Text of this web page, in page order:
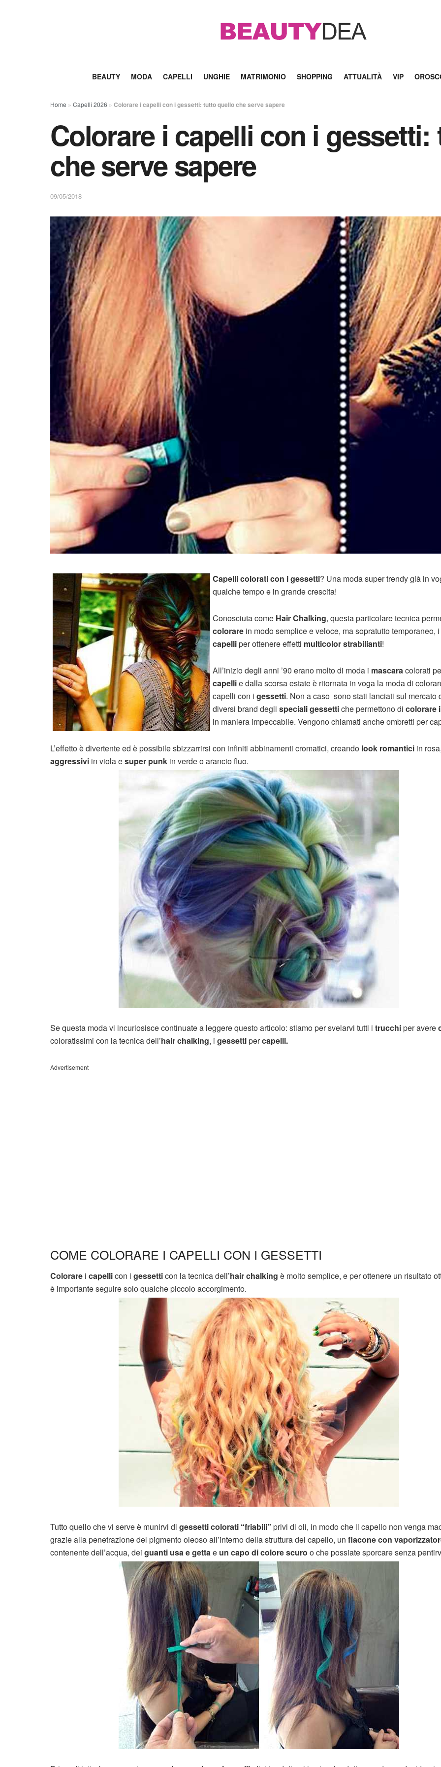
BEAUTY MODA CAPELLI UNGHIE MATRIMONIO SHOPPING ATTUALITÀ VIP
Home » Capelli 2026 » Colorare i capelli con i gessetti: tutto quello che serve sapere
Colorare i capelli con i
che serve sapere
09/05/2018
Capelli colorati con i gessetti? Una moda super trendy già in
qualche tempo e in grande crescita!
Conosciuta come Hair Chalking, questa particolare tecnica
colorare in modo semplice e veloce, ma sopratutto temporaneo,
capelliper ottenere effetti multicolor strabilianti!
All’inizio degli anni ’90 erano molto di moda i mascaracolorati
capellie dalla scorsa estate è ritornata in voga la moda di
capelli con i gessetti. Non a caso sono stati lanciati sul mercato
diversi brand degli speciali gessettiche permettono di colorare
in maniera impeccabile. Vengono chiamati anche ombretti per
L’effetto è divertente ed è possibile sbizzarrirsi con infiniti abbinamenti cromatici, creando look romantici in rosa,
aggressivi in viola esuper punk in verde o arancio fluo.
Se questa moda vi incuriosisce continuate a leggere questo articolo: stiamo per svelarvi tutti i trucchiper avere
coloratissimi con la tecnica dell’hair chalking, i gessettipercapelli.
Advertisement
COME COLORARE I CAPELLI CON I GESSETTI
Colorare i capellicon i gessetticon la tecnica dell’hair chalking è molto semplice, e per ottenere un risultato
è importante seguire solo qualche piccolo accorgimento.
Tutto quello che vi serve è munirvi di gessetti colorati “friabili” privi di oli, in modo che il capello non venga
grazie alla penetrazione del pigmento oleoso all’interno della struttura del capello, un flacone con
contenente dell’acqua, dei guanti usa e gettae un capo di colore scuro o che possiate sporcare senza